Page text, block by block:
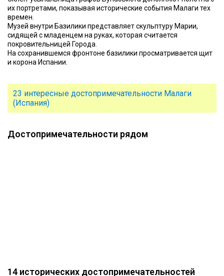
их портретами, показывая исторические события Малаги тех
времен.
Музей внутри Базилики представляет скульптуру Марии,
сидящей с младенцем на руках, которая считается
покровительницей Города.
На сохранившемся фронтоне базилики просматривается щит
и корона Испании.
23 интересные достопримечательности Малаги
(Испания)
Достопримечательности рядом
14 исторических достопримечательностей